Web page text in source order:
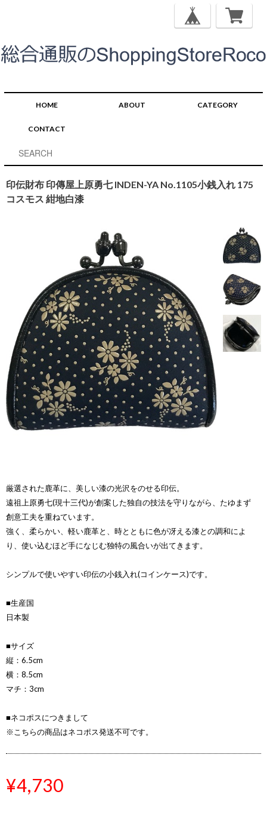
HOME ABOUT CATEGORY
CONTACT
印伝財布 印傳屋上原勇七 INDEN-YA No.1105小銭入れ 175
コスモス 紺地白漆
厳選された鹿革に、美しい漆の光沢をのせる印伝。
遠祖上原勇七(現十三代)が創案した独自の技法を守りながら、たゆまず
創意工夫を重ねています。
強く、柔らかい、軽い鹿革と、時とともに色が冴える漆との調和によ
り、使い込むほど手になじむ独特の風合いが出てきます。
シンプルで使いやすい印伝の小銭入れ(コインケース)です。
■生産国
日本製
■サイズ
縦：6.5cm
横：8.5cm
マチ：3cm
■ネコポスにつきまして
※こちらの商品はネコポス発送不可です。
¥4,730